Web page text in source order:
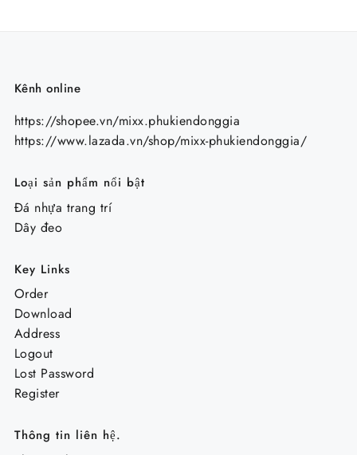
Kênh online
https://shopee.vn/mixx.phukiendonggia
https://www.lazada.vn/shop/mixx-phukiendonggia/
Loại sản phẩm nổi bật
Đá nhựa trang trí
Dây đeo
Key Links
Order
Download
Address
Logout
Lost Password
Register
Thông tin liên hệ.